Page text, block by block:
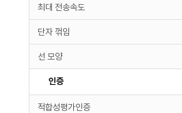
최대 전송속도
단자 꺾임
선 모양
인증
적합성평가인증